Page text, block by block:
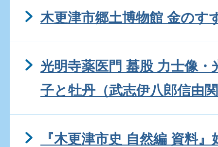
木更津市郷土博物館 金のす
光明寺薬医門 蟇股 力士像・
子と牡丹（武志伊八郎信由
『木更津市史 自然編 資料』